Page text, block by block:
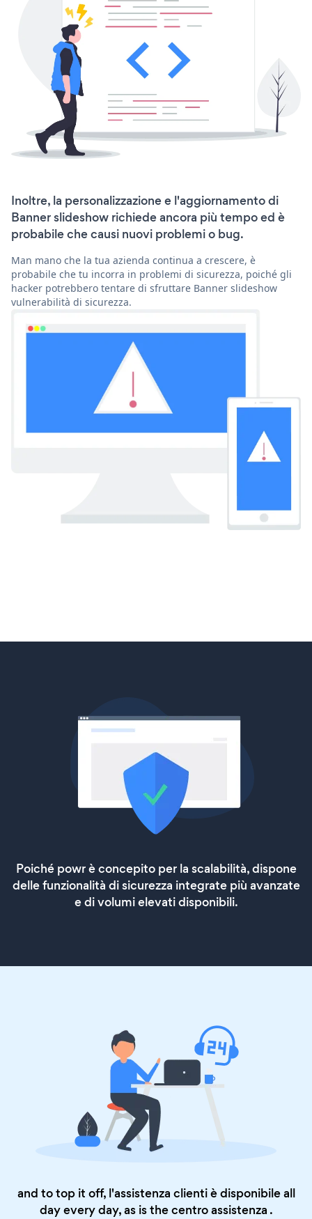
Inoltre, la personalizzazione e l'aggiornamento di
Banner slideshow richiede ancora più tempo ed è
probabile che causi nuovi problemi o bug.
Man mano che la tua azienda continua a crescere, è
probabile che tu incorra in problemi di sicurezza, poiché gli
hacker potrebbero tentare di sfruttare Banner slideshow
vulnerabilità di sicurezza.
Poiché powr è concepito per la scalabilità, dispone
delle funzionalità di sicurezza integrate più avanzate
e di volumi elevati disponibili.
and to top it off, l'assistenza clienti è disponibile all
day every day, as is thecentro assistenza .